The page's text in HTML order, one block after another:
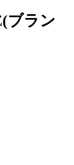
ブラン